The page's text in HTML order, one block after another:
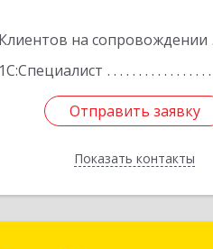
Клиентов на сопровождении
1С:Специалист
Отправить заявку
Показать контакты
Отправить заявку
Назад